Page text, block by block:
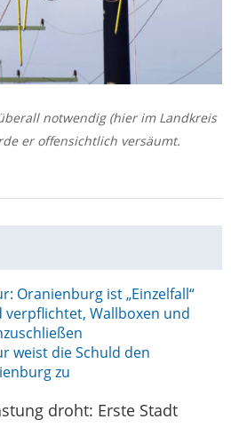
notwendig (hier im Landkreis
er offensichtlich versäumt.
Oranienburg ist „Einzelfall“
verpflichtet, Wallboxen und
weist die Schuld den
zu
droht: Erste Stadt